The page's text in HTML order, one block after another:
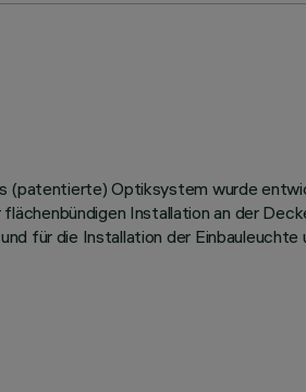
Optiksystem wurde
Installation an der
für die Installation der